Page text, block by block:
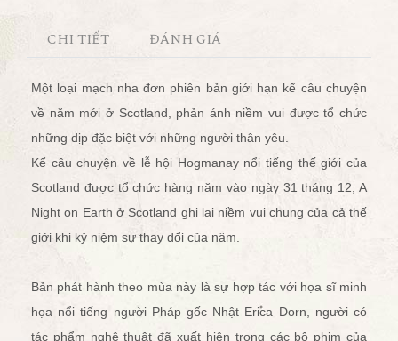
CHI TIẾT ĐÁNH GIÁ
Một loại mạch nha đơn phiên bản giới hạn kể câu chuyện
về năm mới ở Scotland, phản ánh niềm vui được tổ chức
những dịp đặc biệt với những người thân yêu.
Kể câu chuyện về lễ hội Hogmanay nổi tiếng thế giới của
Scotland được tổ chức hàng năm vào ngày 31 tháng 12, A
Night on Earth ở Scotland ghi lại niềm vui chung của cả thế
giới khi kỷ niệm sự thay đổi của năm.
Bản phát hành theo mùa này là sự hợp tác với họa sĩ minh
họa nổi tiếng người Pháp gốc Nhật Erica Dorn, người có
tác phẩm nghệ thuật đã xuất hiện trong các bộ phim của